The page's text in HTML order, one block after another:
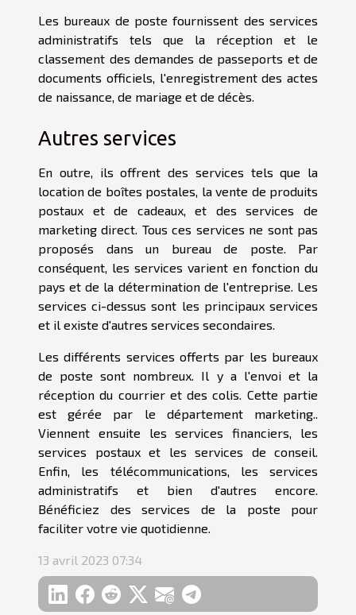
Les bureaux de poste fournissent des services
administratifs tels que la réception et le
classement des demandes de passeports et de
documents officiels, l'enregistrement des actes
de naissance, de mariage et de décès.
Autres services
En outre, ils offrent des services tels que la
location de boîtes postales, la vente de produits
postaux et de cadeaux, et des services de
marketing direct. Tous ces services ne sont pas
proposés dans un bureau de poste. Par
conséquent, les services varient en fonction du
pays et de la détermination de l'entreprise. Les
services ci-dessus sont les principaux services
et il existe d'autres services secondaires.
Les différents services offerts par les bureaux
de poste sont nombreux. Il y a l'envoi et la
réception du courrier et des colis. Cette partie
est gérée par le département marketing..
Viennent ensuite les services financiers, les
services postaux et les services de conseil.
Enfin, les télécommunications, les services
administratifs et bien d'autres encore.
Bénéficiez des services de la poste pour
faciliter votre vie quotidienne.
13 avril 2023 07:34